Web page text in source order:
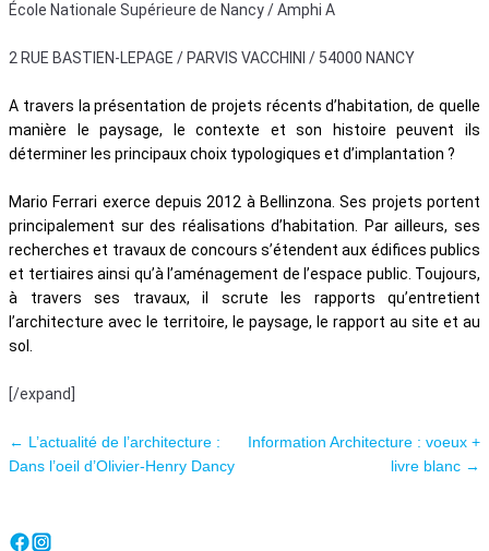
École Nationale Supérieure de Nancy / Amphi A
2 RUE BASTIEN-LEPAGE / PARVIS VACCHINI / 54000 NANCY
A travers la présentation de projets récents d’habitation, de quelle
manière le paysage, le contexte et son histoire peuvent ils
déterminer les principaux choix typologiques et d’implantation ?
Mario Ferrari exerce depuis 2012 à Bellinzona. Ses projets portent
principalement sur des réalisations d’habitation. Par ailleurs, ses
recherches et travaux de concours s’étendent aux édifices publics
et tertiaires ainsi qu’à l’aménagement de l’espace public. Toujours,
à travers ses travaux, il scrute les rapports qu’entretient
l’architecture avec le territoire, le paysage, le rapport au site et au
sol.
[/expand]
Navigation des articles
← L’actualité de l’architecture :
Dans l’oeil d’Olivier-Henry Dancy
Information Architecture : voeux +
livre blanc →